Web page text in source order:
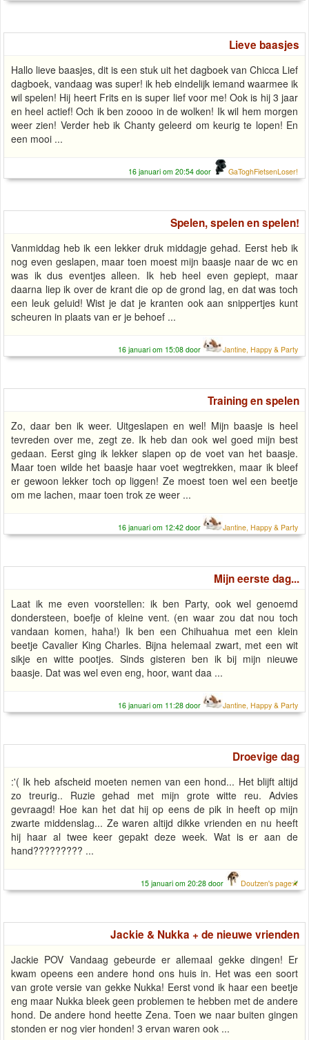
Lieve baasjes
Hallo lieve baasjes, dit is een stuk uit het dagboek van Chicca Lief
dagboek, vandaag was super! ik heb eindelijk iemand waarmee ik
wil spelen! Hij heert Frits en is super lief voor me! Ook is hij 3 jaar
en heel actief! Och ik ben zoooo in de wolken! Ik wil hem morgen
weer zien! Verder heb ik Chanty geleerd om keurig te lopen! En
een mooi ...
16 januari om 20:54 door GaToghFietsenLoser!
Spelen, spelen en spelen!
Vanmiddag heb ik een lekker druk middagje gehad. Eerst heb ik
nog even geslapen, maar toen moest mijn baasje naar de wc en
was ik dus eventjes alleen. Ik heb heel even gepiept, maar
daarna liep ik over de krant die op de grond lag, en dat was toch
een leuk geluid! Wist je dat je kranten ook aan snippertjes kunt
scheuren in plaats van er je behoef ...
16 januari om 15:08 door Jantine, Happy & Party
Training en spelen
Zo, daar ben ik weer. Uitgeslapen en wel! Mijn baasje is heel
tevreden over me, zegt ze. Ik heb dan ook wel goed mijn best
gedaan. Eerst ging ik lekker slapen op de voet van het baasje.
Maar toen wilde het baasje haar voet wegtrekken, maar ik bleef
er gewoon lekker toch op liggen! Ze moest toen wel een beetje
om me lachen, maar toen trok ze weer ...
16 januari om 12:42 door Jantine, Happy & Party
Mijn eerste dag...
Laat ik me even voorstellen: ik ben Party, ook wel genoemd
dondersteen, boefje of kleine vent. (en waar zou dat nou toch
vandaan komen, haha!) Ik ben een Chihuahua met een klein
beetje Cavalier King Charles. Bijna helemaal zwart, met een wit
sikje en witte pootjes. Sinds gisteren ben ik bij mijn nieuwe
baasje. Dat was wel even eng, hoor, want daa ...
16 januari om 11:28 door Jantine, Happy & Party
Droevige dag
:'( Ik heb afscheid moeten nemen van een hond... Het blijft altijd
zo treurig.. Ruzie gehad met mijn grote witte reu. Advies
gevraagd! Hoe kan het dat hij op eens de pik in heeft op mijn
zwarte middenslag... Ze waren altijd dikke vrienden en nu heeft
hij haar al twee keer gepakt deze week. Wat is er aan de
hand????????? ...
15 januari om 20:28 door Doutzen's page
Jackie & Nukka + de nieuwe vrienden
Jackie POV Vandaag gebeurde er allemaal gekke dingen! Er
kwam opeens een andere hond ons huis in. Het was een soort
van grote versie van gekke Nukka! Eerst vond ik haar een beetje
eng maar Nukka bleek geen problemen te hebben met de andere
hond. De andere hond heette Zena. Toen we naar buiten gingen
stonden er nog vier honden! 3 ervan waren ook ...